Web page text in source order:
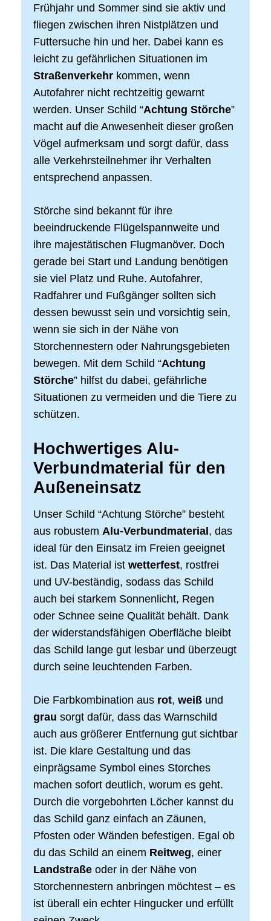
Frühjahr und Sommer sind sie aktiv und
fliegen zwischen ihren Nistplätzen und
Futtersuche hin und her. Dabei kann es
leicht zu gefährlichen Situationen im
Straßenverkehr kommen, wenn
Autofahrer nicht rechtzeitig gewarnt
werden. Unser Schild “Achtung Störche”
macht auf die Anwesenheit dieser großen
Vögel aufmerksam und sorgt dafür, dass
alle Verkehrsteilnehmer ihr Verhalten
entsprechend anpassen.
Störche sind bekannt für ihre
beeindruckende Flügelspannweite und
ihre majestätischen Flugmanöver. Doch
gerade bei Start und Landung benötigen
sie viel Platz und Ruhe. Autofahrer,
Radfahrer und Fußgänger sollten sich
dessen bewusst sein und vorsichtig sein,
wenn sie sich in der Nähe von
Storchennestern oder Nahrungsgebieten
bewegen. Mit dem Schild “Achtung
Störche” hilfst du dabei, gefährliche
Situationen zu vermeiden und die Tiere zu
schützen.
Hochwertiges Alu-
Verbundmaterial für den
Außeneinsatz
Unser Schild “Achtung Störche” besteht
aus robustem Alu-Verbundmaterial, das
ideal für den Einsatz im Freien geeignet
ist. Das Material ist wetterfest, rostfrei
und UV-beständig, sodass das Schild
auch bei starkem Sonnenlicht, Regen
oder Schnee seine Qualität behält. Dank
der widerstandsfähigen Oberfläche bleibt
das Schild lange gut lesbar und überzeugt
durch seine leuchtenden Farben.
Die Farbkombination aus rot, weiß und
grau sorgt dafür, dass das Warnschild
auch aus größerer Entfernung gut sichtbar
ist. Die klare Gestaltung und das
einprägsame Symbol eines Storches
machen sofort deutlich, worum es geht.
Durch die vorgebohrten Löcher kannst du
das Schild ganz einfach an Zäunen,
Pfosten oder Wänden befestigen. Egal ob
du das Schild an einem Reitweg, einer
Landstraße oder in der Nähe von
Storchennestern anbringen möchtest – es
ist überall ein echter Hingucker und erfüllt